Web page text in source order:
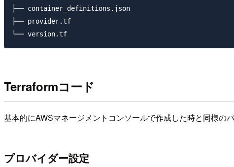
├── container_definitions.json
├── provider.tf
Terraformコード
基本的にAWSマネージメントコンソールで作成した時と同様の
プロバイダー設定